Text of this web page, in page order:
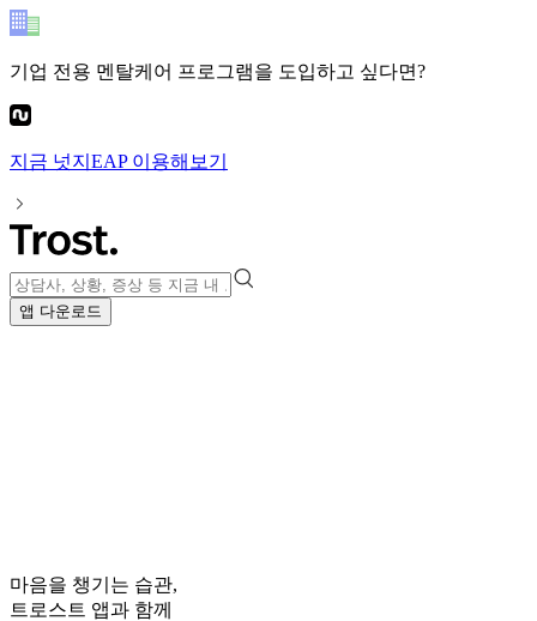
기업 전용 멘탈케어 프로그램을 도입하고 싶다면?
지금 넛지EAP이용해보기
앱 다운로드
마음을 챙기는 습관,
트로스트 앱과 함께